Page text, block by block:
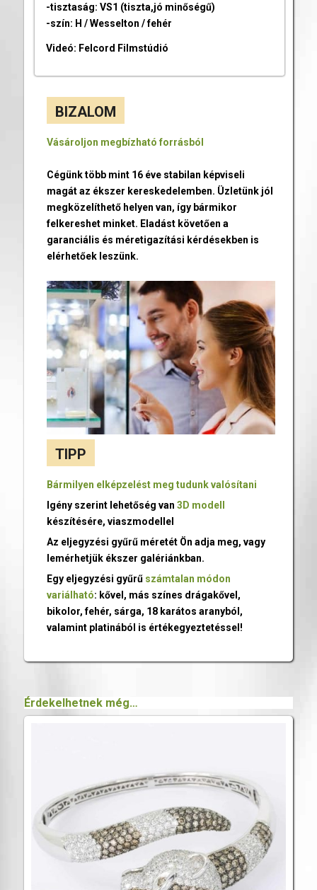
-tisztaság: VS1 (tiszta,jó minőségű)
-szín: H / Wesselton / fehér
Videó: Felcord Filmstúdió
BIZALOM
Vásároljon megbízható forrásból
Cégünk több mint 16 éve stabilan képviseli
magát az ékszer kereskedelemben. Üzletünk jól
megközelíthető helyen van, így bármikor
felkereshet minket. Eladást követően a
garanciális és méretigazítási kérdésekben is
elérhetőek leszünk.
TIPP
Bármilyen elképzelést meg tudunk valósítani
Igény szerint lehetőség van 3D modell
készítésére, viaszmodellel
Az eljegyzési gyűrű méretét Ön adja meg, vagy
lemérhetjük ékszer galériánkban.
Egy eljegyzési gyűrű számtalan módon
variálható: kővel, más színes drágakővel,
bikolor, fehér, sárga, 18 karátos aranyból,
valamint platinából is értékegyeztetéssel!
Érdekelhetnek még…